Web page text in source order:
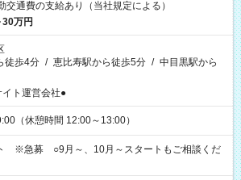
交通費の支給あり（当社規定による）
万円
徒歩4分 / 恵比寿駅から徒歩5分 / 中目黒駅から
イト運営会社●
（休憩時間 12:00～13:00）
※急募 ○9月～、10月～スタートもご相談くだ